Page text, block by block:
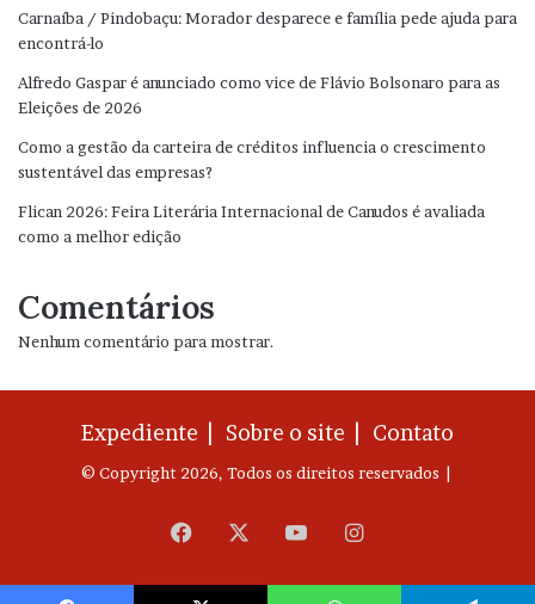
Carnaíba / Pindobaçu: Morador desparece e família pede ajuda para
encontrá-lo
Alfredo Gaspar é anunciado como vice de Flávio Bolsonaro para as
Eleições de 2026
Como a gestão da carteira de créditos influencia o crescimento
sustentável das empresas?
Flican 2026: Feira Literária Internacional de Canudos é avaliada
como a melhor edição
Comentários
Nenhum comentário para mostrar.
Expediente | Sobre o site | Contato
© Copyright 2026, Todos os direitos reservados |
Facebook YouTubeInstagram